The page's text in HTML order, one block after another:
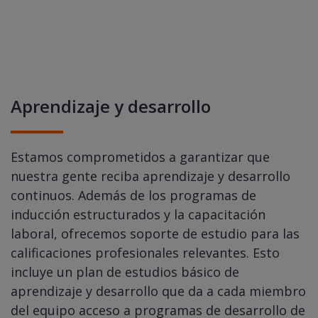
Aprendizaje y desarrollo
Estamos comprometidos a garantizar que
nuestra gente reciba aprendizaje y desarrollo
continuos. Además de los programas de
inducción estructurados y la capacitación
laboral, ofrecemos soporte de estudio para las
calificaciones profesionales relevantes. Esto
incluye un plan de estudios básico de
aprendizaje y desarrollo que da a cada miembro
del equipo acceso a programas de desarrollo de